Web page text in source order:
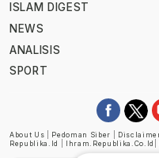
ISLAM DIGEST
NEWS
ANALISIS
SPORT
About Us Pedoman Siber
Republika.id
Ihram.republika.co.id